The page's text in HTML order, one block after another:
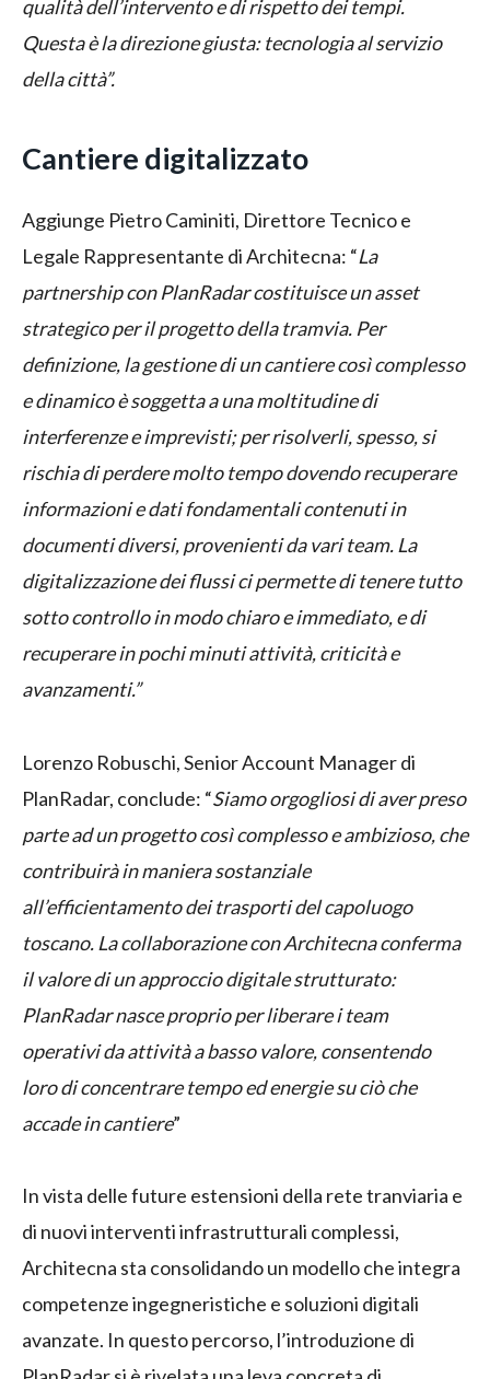
qualità dell’intervento e di rispetto dei tempi.
Questa è la direzione giusta: tecnologia al servizio
della città”.
Cantiere digitalizzato
Aggiunge Pietro Caminiti, Direttore Tecnico e
Legale Rappresentante di Architecna: “La
partnership con PlanRadar costituisce un asset
strategico per il progetto della tramvia. Per
definizione, la gestione di un cantiere così complesso
e dinamico è soggetta a una moltitudine di
interferenze e imprevisti; per risolverli, spesso, si
rischia di perdere molto tempo dovendo recuperare
informazioni e dati fondamentali contenuti in
documenti diversi, provenienti da vari team. La
digitalizzazione dei flussi ci permette di tenere tutto
sotto controllo in modo chiaro e immediato, e di
recuperare in pochi minuti attività, criticità e
avanzamenti.”
Lorenzo Robuschi, Senior Account Manager di
PlanRadar, conclude: “Siamo orgogliosi di aver preso
parte ad un progetto così complesso e ambizioso, che
contribuirà in maniera sostanziale
all’efficientamento dei trasporti del capoluogo
toscano. La collaborazione con Architecna conferma
il valore di un approccio digitale strutturato:
PlanRadar nasce proprio per liberare i team
operativi da attività a basso valore, consentendo
loro di concentrare tempo ed energie su ciò che
accade in cantiere”
In vista delle future estensioni della rete tranviaria e
di nuovi interventi infrastrutturali complessi,
Architecna sta consolidando un modello che integra
competenze ingegneristiche e soluzioni digitali
avanzate. In questo percorso, l’introduzione di